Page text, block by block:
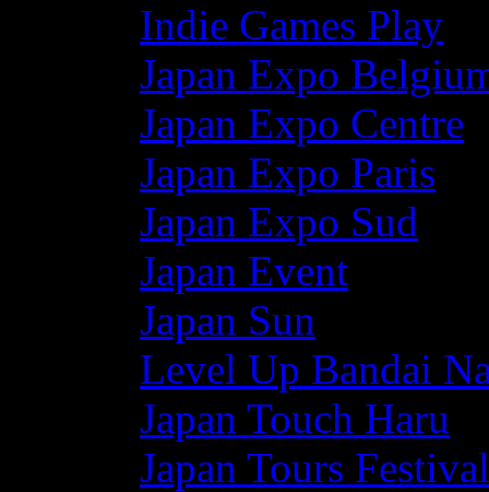
Indie Games Play
Japan Expo
Japan Expo Centre
Japan Expo Paris
Japan Expo Sud
Japan Event
Japan Sun
Level Up Bandai
Japan Touch Haru
Japan Tours Festival